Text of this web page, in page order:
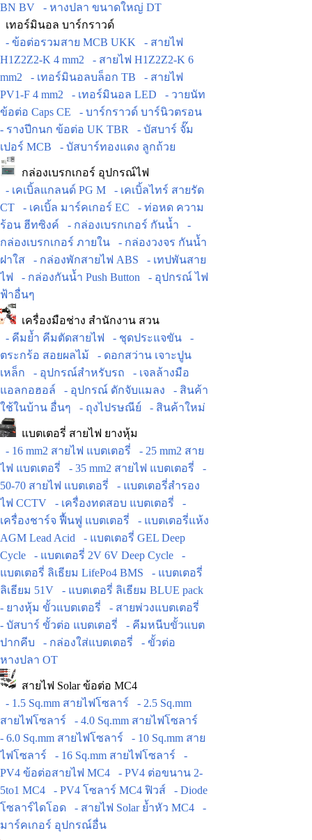
BN BV
- หางปลา ขนาดใหญ่ DT
เทอร์มินอล บาร์กราวด์
- ข้อต่อรวมสาย MCB UKK
- สายไฟ
H1Z2Z2-K 4 mm2
- สายไฟ H1Z2Z2-K 6
mm2
- เทอร์มินอลบล็อก TB
- สายไฟ
PV1-F 4 mm2
- เทอร์มินอล LED
- วายนัท
ข้อต่อ Caps CE
- บาร์กราวด์ บาร์นิวตรอน
- รางปีกนก ข้อต่อ UK TBR
- บัสบาร์ จั๊ม
เปอร์ MCB
- บัสบาร์ทองแดง ลูกถ้วย
กล่องเบรกเกอร์ อุปกรณ์ไฟ
- เคเบิ้ลแกลนด์ PG M
- เคเบิ้ลไทร์ สายรัด
CT
- เคเบิ้ล มาร์คเกอร์ EC
- ท่อหด ความ
ร้อน ฮีทซิงค์
- กล่องเบรกเกอร์ กันน้ำ
-
กล่องเบรกเกอร์ ภายใน
- กล่องวงจร กันน้ำ
ฝาใส
- กล่องพักสายไฟ ABS
- เทปพันสาย
ไฟ
- กล่องกันน้ำ Push Button
- อุปกรณ์ ไฟ
ฟ้าอื่นๆ
เครื่องมือช่าง สำนักงาน สวน
- คีมย้ำ คีมตัดสายไฟ
- ชุดประแจขัน
-
ตระกร้อ สอยผลไม้
- ดอกสว่าน เจาะปูน
เหล็ก
- อุปกรณ์สำหรับรถ
- เจลล้างมือ
แอลกอฮอล์
- อุปกรณ์ ดักจับแมลง
- สินค้า
ใช้ในบ้าน อื่นๆ
- ถุงไปรษณีย์ - สินค้าใหม่
แบตเตอรี่ สายไฟ ยางหุ้ม
- 16 mm2 สายไฟ แบตเตอรี่
- 25 mm2 สาย
ไฟ แบตเตอรี่
- 35 mm2 สายไฟ แบตเตอรี่
-
50-70 สายไฟ แบตเตอรี่
- แบตเตอรี่สำรอง
ไฟ CCTV
- เครื่องทดสอบ แบตเตอรี่
-
เครื่องชาร์จ ฟื้นฟู แบตเตอรี่
- แบตเตอรี่แห้ง
AGM Lead Acid
- แบตเตอรี่ GEL Deep
Cycle
- แบตเตอรี่ 2V 6V Deep Cycle
-
แบตเตอรี่ ลิเธียม LifePo4 BMS
- แบตเตอรี่
ลิเธียม 51V
- แบตเตอรี่ ลิเธียม BLUE pack
- ยางหุ้ม ขั้วแบตเตอรี่
- สายพ่วงแบตเตอรี่
- บัสบาร์ ขั้วต่อ แบตเตอรี่
- คีมหนีบขั้วแบต
ปากคีบ
- กล่องใส่แบตเตอรี่
- ขั้วต่อ
หางปลา OT
สายไฟ Solar ข้อต่อ MC4
- 1.5 Sq.mm สายไฟโซลาร์
- 2.5 Sq.mm
สายไฟโซลาร์
- 4.0 Sq.mm สายไฟโซลาร์
- 6.0 Sq.mm สายไฟโซลาร์
- 10 Sq.mm สาย
ไฟโซลาร์
- 16 Sq.mm สายไฟโซลาร์
-
PV4 ข้อต่อสายไฟ MC4
- PV4 ต่อขนาน 2-
5to1 MC4
- PV4 โซลาร์ MC4 ฟิวส์
- Diode
โซลาร์ไดโอด
- สายไฟ Solar ย้ำหัว MC4
-
มาร์คเกอร์ อุปกรณ์อื่น